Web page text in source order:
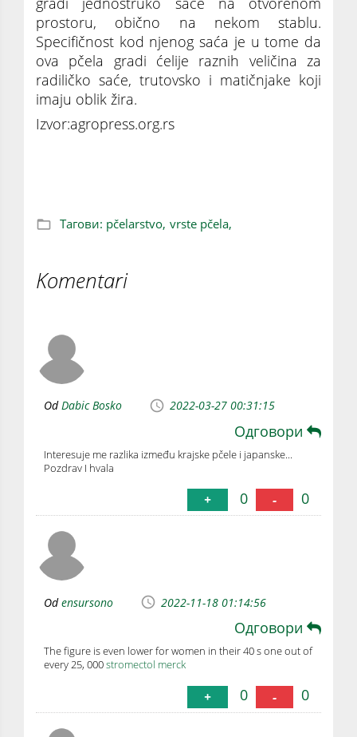
prostoru, obično na nekom stablu.
Specifičnost kod njenog saća je u tome da
ova pčela gradi ćelije raznih veličina za
radiličko saće, trutovsko i matičnjake koji
imaju oblik žira.
Izvor:agropress.org.rs
Тагови: pčelarstvo, vrste pčela,
Komentari
OdDabic Bosko 2022-03-27 00:31:15
Одговори
Interesuje me razlika između krajske pčele i japanske...
Pozdrav I hvala
+ 0 - 0
Odensursono 2022-11-18 01:14:56
Одговори
The figure is even lower for women in their 40 s one out of
every 25, 000stromectol merck
+ 0 - 0